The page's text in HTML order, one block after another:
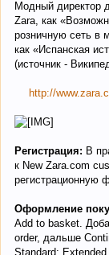
Модный директор
Zara, как
розничную сеть в
как «Испанская
(источник -
http://
Регистрация: В
к New Zara.com
регистрационную
Оформление
Add to basket.
order, дальше
Standard: